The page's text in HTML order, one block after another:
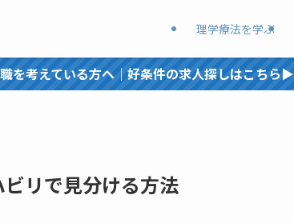
理学療法を学ぶ
を考えている方へ｜好条件の求人探しはこちら▶︎
リで見分ける方法